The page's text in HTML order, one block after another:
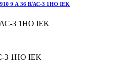
9 А 36 В/АС-3 1НО IEK
3 1НО IEK